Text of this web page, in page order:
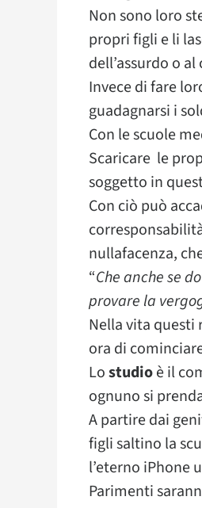
Non sono loro
propri figli e li
dell’assurdo o
Invece di fare
guadagnarsi i
Con le scuole
Scaricare le
soggetto in
Con ciò può
nullafacenza,
“Che anche se
provare la
Nella vita questi
ora di
Lostudioè il
ognuno si
A partire dai
figli saltino la
l’eterno iPhone
Parimenti